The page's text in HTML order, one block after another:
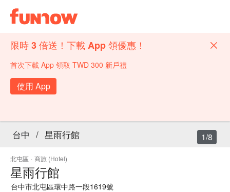
限時 3 倍送！下載 App 領優惠！
首次下載 App 領取 TWD 300 新戶禮
使用 App
台中 / 星雨行館
北屯區 · 商旅 (Hotel)
星雨行館
台中市北屯區環中路一段1619號
1/8